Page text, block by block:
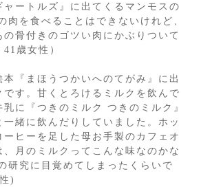
ャートルズ』に出てくるマンモスの
肉を食べることはできないけれど、
骨付きのゴツい肉にかぶりついて
歳女性）
本『まほうつかいへのてがみ』に出
です。甘くとろけるミルクを飲んで
に『つきのミルク つきのミルク』
一緒に飲んだりしていました。ホッ
ーヒーを足した母お手製のカフェオ
、月のミルクってこんな味なのかな
研究に目覚めてしまったくらいで
)